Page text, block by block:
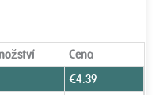
Cena
€4.39